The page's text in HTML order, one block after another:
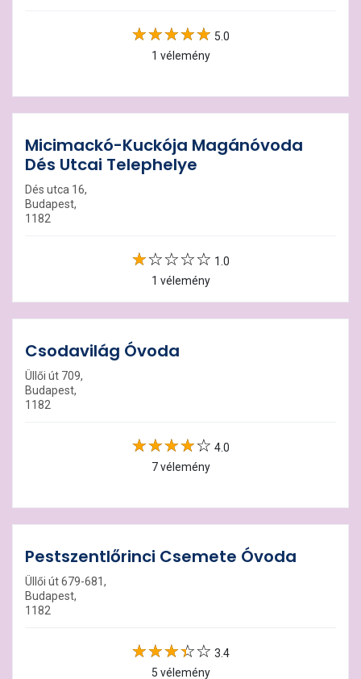
5.0
1 vélemény
Micimackó-Kuckója Magánóvoda
Dés Utcai Telephelye
Dés utca 16,
Budapest,
1182
1.0
1 vélemény
Csodavilág Óvoda
Üllői út 709,
Budapest,
1182
4.0
7 vélemény
Pestszentlőrinci Csemete Óvoda
Üllői út 679-681,
Budapest,
1182
3.4
5 vélemény